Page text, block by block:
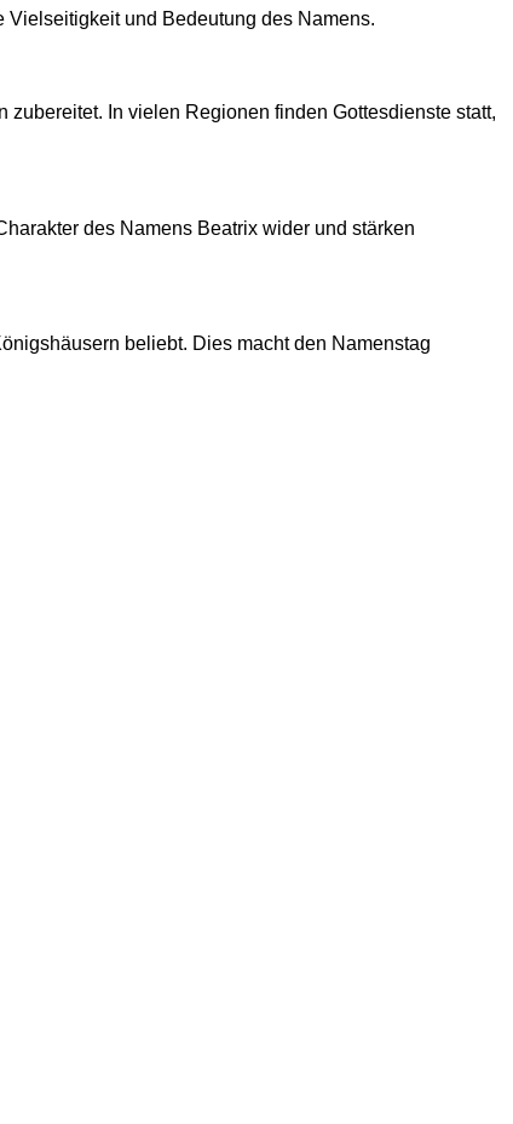
Vielseitigkeit und Bedeutung des Namens.
In vielen Regionen finden Gottesdienste statt,
des Namens Beatrix wider und stärken
beliebt. Dies macht den Namenstag